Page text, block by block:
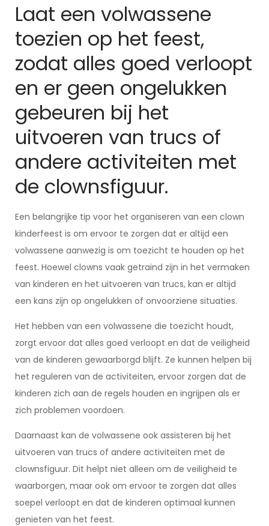
Laat een volwassene
toezien op het feest,
zodat alles goed verloopt
en er geen ongelukken
gebeuren bij het
uitvoeren van trucs of
andere activiteiten met
de clownsfiguur.
Een belangrijke tip voor het organiseren van een clown
kinderfeest is om ervoor te zorgen dat er altijd een
volwassene aanwezig is om toezicht te houden op het
feest. Hoewel clowns vaak getraind zijn in het vermaken
van kinderen en het uitvoeren van trucs, kan er altijd
een kans zijn op ongelukken of onvoorziene situaties.
Het hebben van een volwassene die toezicht houdt,
zorgt ervoor dat alles goed verloopt en dat de veiligheid
van de kinderen gewaarborgd blijft. Ze kunnen helpen bij
het reguleren van de activiteiten, ervoor zorgen dat de
kinderen zich aan de regels houden en ingrijpen als er
zich problemen voordoen.
Daarnaast kan de volwassene ook assisteren bij het
uitvoeren van trucs of andere activiteiten met de
clownsfiguur. Dit helpt niet alleen om de veiligheid te
waarborgen, maar ook om ervoor te zorgen dat alles
soepel verloopt en dat de kinderen optimaal kunnen
genieten van het feest.